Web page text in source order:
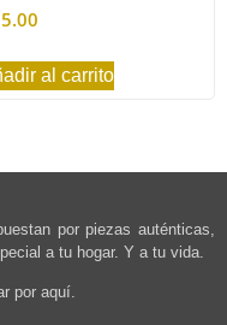
al carrito
por piezas auténticas,
a tu hogar. Y a tu vida.
por aquí.